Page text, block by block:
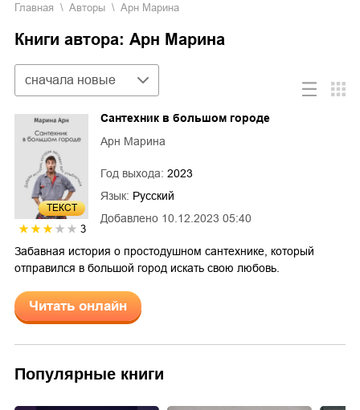
Главная Aвторы Арн Марина
Книги автора: Арн Марина
Сортировка
сначала новые
ТЕКСТ
3
Добавлено 10.12.2023 05:40
Сантехник в большом городе
Арн Марина
Год выхода: 2023
Язык: Русский
Забавная история о простодушном сантехнике, который
отправился в большой город искать свою любовь.
Читать онлайн
Популярные книги